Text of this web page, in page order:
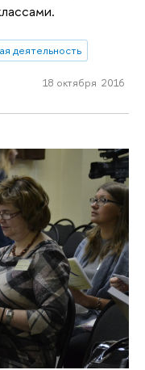
деятельность
18 октября 2016